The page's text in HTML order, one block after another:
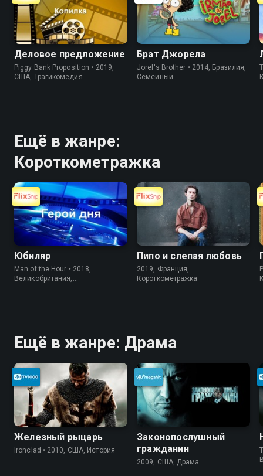
Деловое предложение
Piggy Bank Proposition • 2019,
США, Трагикомедия
Брат Джорела
Jorel's Brother • 2014, Бразилия,
Cемейный
Ещё в жанре:
Короткометражка
Юбиляр
Man of the Hour • 2018,
Великобритания,
Пипо и слепая любовь
2019, Франция,
Короткометражка
Ещё в жанре: Драма
Железный рыцарь
Ironclad • 2010, США, История
Законопослушный
гражданин
2009, США, Драма